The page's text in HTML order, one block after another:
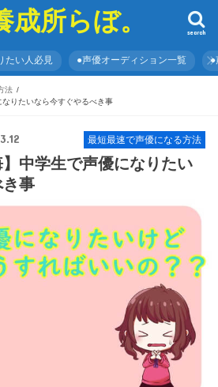
成所らぼ。 search
たい人必見 ●声優オーディション一覧 ●
法
なりたいなら今すぐやるべき事
最短最速で声優になる方法
】中学生で声優になりたい
事